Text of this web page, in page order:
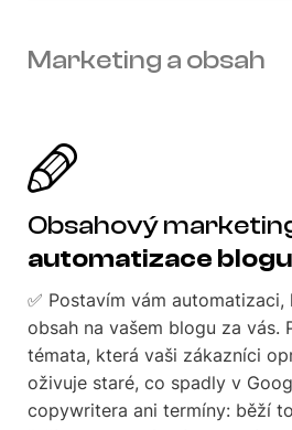
Marketing a obsah
Obsahový
automatizace blogu
✅ Postavím vám automatizaci,
obsah na vašem blogu za vás.
témata, která vaši zákazníci
oživuje staré, co spadly v
copywritera ani termíny: běží